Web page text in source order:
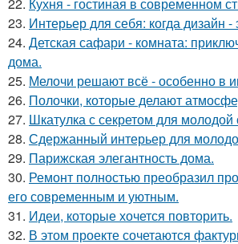
23. Интерьер для себя: когда дизайн -
24. Детская сафари - комната:
дома.
25. Мелочи решают всё - особенно в
26. Полочки, которые делают
27. Шкатулка с секретом для молодой
28. Сдержанный интерьер для
29. Парижская элегантность дома.
30. Ремонт полностью преобразил
его современным и уютным.
31. Идеи, которые хочется повторить.
32. В этом проекте сочетаются